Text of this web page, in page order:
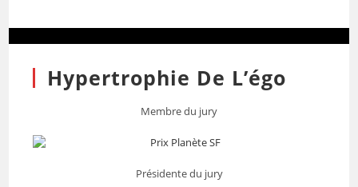
Hypertrophie De L’égo
Membre du jury
Présidente du jury